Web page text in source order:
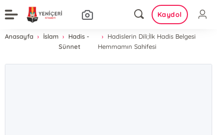
Kaydol
Anasayfa İslam
Hadis -
Sünnet
Hadislerin Dili;İlk Hadis Belgesi
Hemmamın Sahifesi